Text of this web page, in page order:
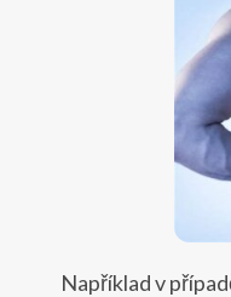
Například v